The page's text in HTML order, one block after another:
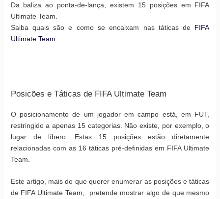
Da baliza ao ponta-de-lança, existem 15 posições em FIFA
Ultimate Team.
Saiba quais são e como se encaixam nas táticas de FIFA
Ultimate Team
Posicões e Táticas de FIFA Ultimate Team
O posicionamento de um jogador em campo está, em FUT,
restringido a apenas 15 categorias. Não existe, por exemplo, o
lugar de líbero. Estas 15 posições estão diretamente
relacionadas com as 16 táticas pré-definidas em FIFA Ultimate
Team.
Este artigo, mais do que querer enumerar as posições e táticas
de FIFA Ultimate Team, pretende mostrar algo de que mesmo